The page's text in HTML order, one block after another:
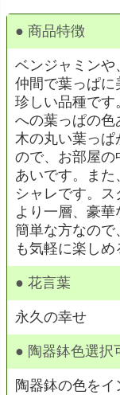
● 商品特徴
ベンジャミン
仲間で葉っぱに
珍しい品種です
への葉っぱの
木の丸い葉っぱ
ので、お部屋の
あいです。ま
シャレです。ス
より一層、豪
簡単な方なの
も気軽に楽しめ
● 花言葉
永久の幸せ
● 陶器鉢色選択
陶器鉢の色を